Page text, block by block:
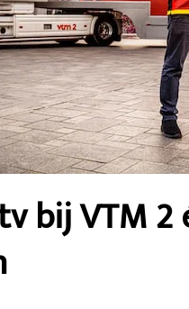
bij VTM